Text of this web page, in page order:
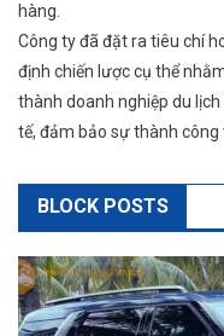
hàng.
Công ty đã đặt ra tiêu chí
định chiến lược cụ thể
thành doanh nghiệp du
tế, đảm bảo sự thành
BLOCK POSTS